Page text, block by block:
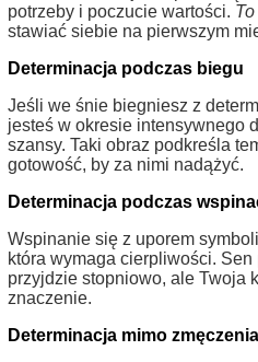
potrzeby i poczucie wartości.
stawiać siebie na pierwszym
Determinacja podczas biegu
Jeśli we śnie biegniesz z
jesteś w okresie intensywnego
szansy. Taki obraz podkreśla
gotowość, by za nimi nadążyć.
Determinacja podczas
Wspinanie się z uporem
która wymaga cierpliwości.
przyjdzie stopniowo, ale Twoja
znaczenie.
Determinacja mimo zmęczenia